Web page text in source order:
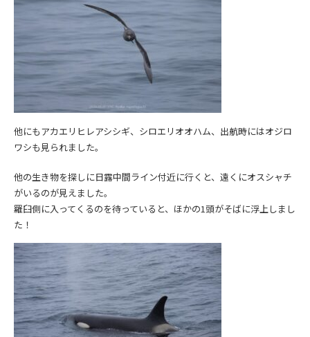
他にもアカエリヒレアシシギ、シロエリオオハム、出航時にはオジロ
ワシも見られました。
他の生き物を探しに日露中間ライン付近に行くと、遠くにオスシャチ
がいるのが見えました。
羅臼側に入ってくるのを待っていると、ほかの1頭がそばに浮上しまし
た！